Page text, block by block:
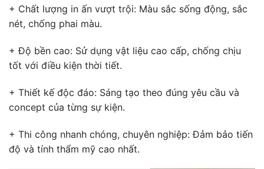
+ Chất lượng in ấn vượt trội: Màu sắc sống động, sắc
nét, chống phai màu.
+ Độ bền cao: Sử dụng vật liệu cao cấp, chống chịu
tốt với điều kiện thời tiết.
+ Thiết kế độc đáo: Sáng tạo theo đúng yêu cầu và
concept của từng sự kiện.
+ Thi công nhanh chóng, chuyên nghiệp: Đảm bảo tiến
độ và tính thẩm mỹ cao nhất.